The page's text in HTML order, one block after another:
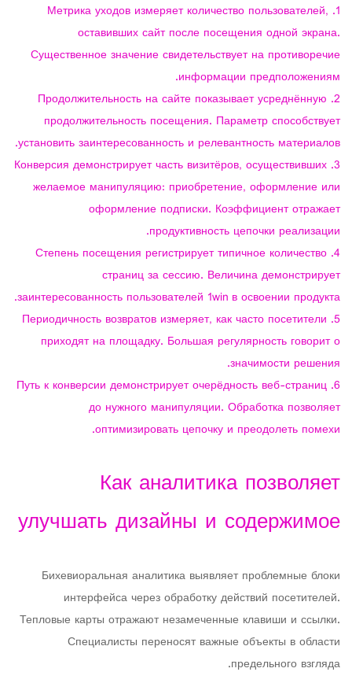
Метрика уходов измеряет количество пользователей,
оставивших сайт после посещения одной экрана.
Существенное значение свидетельствует на противоречие
информации предположениям.
Продолжительность на сайте показывает усреднённую
продолжительность посещения. Параметр способствует
установить заинтересованность и релевантность материалов.
Конверсия демонстрирует часть визитёров, осуществивших
желаемое манипуляцию: приобретение, оформление или
оформление подписки. Коэффициент отражает
продуктивность цепочки реализации.
Степень посещения регистрирует типичное количество
страниц за сессию. Величина демонстрирует
заинтересованность пользователей 1win в освоении продукта.
Периодичность возвратов измеряет, как часто посетители
приходят на площадку. Большая регулярность говорит о
значимости решения.
Путь к конверсии демонстрирует очерёдность веб-страниц
до нужного манипуляции. Обработка позволяет
оптимизировать цепочку и преодолеть помехи.
Как аналитика позволяет
улучшать дизайны и содержимое
Бихевиоральная аналитика выявляет проблемные блоки
интерфейса через обработку действий посетителей.
Тепловые карты отражают незамеченные клавиши и ссылки.
Специалисты переносят важные объекты в области
предельного взгляда.